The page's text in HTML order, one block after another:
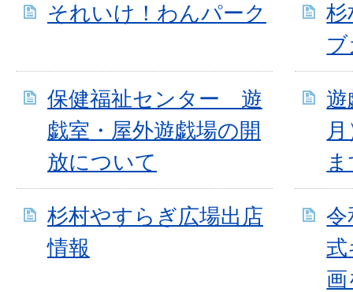
それいけ！わんパーク
杉
保健福祉センター 遊
戯室・屋外遊戯場の開
放について
遊
杉村やすらぎ広場出店
情報
令